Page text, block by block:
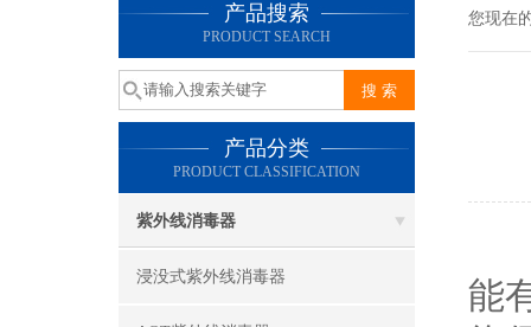
产品搜索
PRODUCT SEARCH
产品分类
PRODUCT CLASSIFICATION
紫外线消毒器
浸没式紫外线消毒器
您现在
能